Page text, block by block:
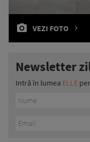
VEZI FOTO
Newsletter
Intră în lumea ELLE